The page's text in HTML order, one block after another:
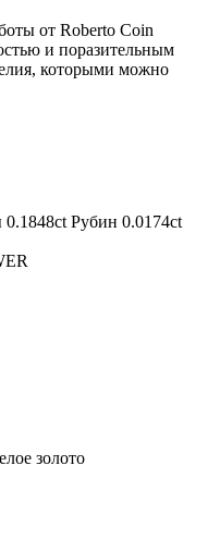
от Roberto Coin
и поразительным
которыми можно
Рубин 0.0174ct
золото